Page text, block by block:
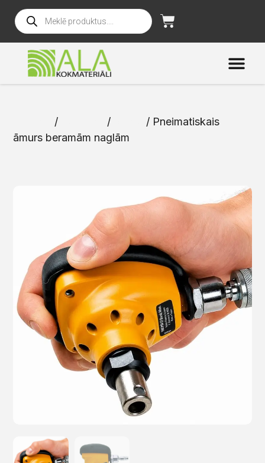
/ /
/ Pneimatiskais
āmurs beramām naglām